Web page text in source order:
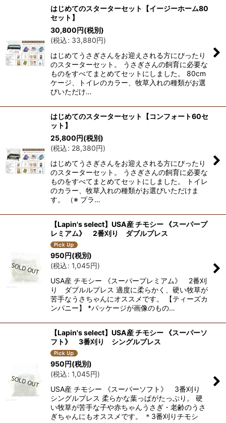
はじめてのスターターセット【イージーホーム80
セット】
30,800円(税別)
(税込: 33,880円)
はじめてうさぎさんをお迎えされる方にぴったり
のスターターセット。 うさぎさんの飼育に必要な
ものをすべてまとめてセットにしました。 80cm
ケージ、トイレのカラー、牧草入れの種類がお選
びいただけ…
はじめてのスターターセット【コンフォート60セ
ット】
25,800円(税別)
(税込: 28,380円)
はじめてうさぎさんをお迎えされる方にぴったり
のスターターセット。 うさぎさんの飼育に必要な
ものをすべてまとめてセットにしました。 トイレ
のカラー、牧草入れの種類がお選びいただけま
す。 （※ プラ…
【Lapin's select】USA産 チモシー 《スーパープ
レミアム》 2番刈り ダブルプレス
950円(税別)
(税込: 1,045円)
USA産 チモシー 《スーパープレミアム》 2番刈
り ダブルルプレス 適度に柔らかく、硬い牧草が
苦手なうさちゃんにオススメです。 【ティーズカ
ンパニー】 *パッケージが画像のもの…
【Lapin's select】USA産 チモシー 《スーパーソ
フト》 3番刈り シングルプレス
950円(税別)
(税込: 1,045円)
USA産 チモシー 《スーパーソフト》 3番刈り
シングルプレス 柔らかな葉っぱがたっぷり。 硬
い牧草が苦手な子や赤ちゃんうさぎ・老齢のうさ
ぎちゃんにもオススメです。 ＊3番刈りチモシ